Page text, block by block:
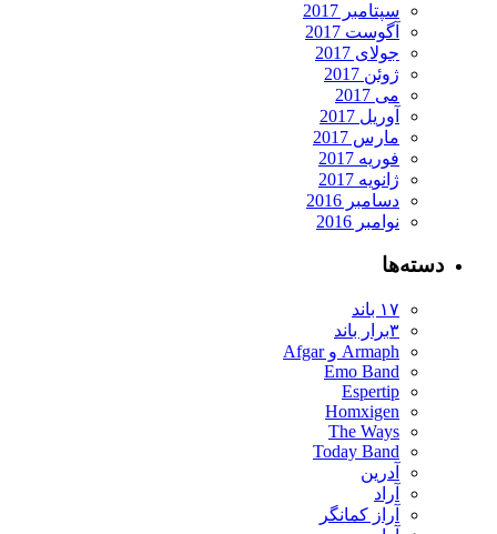
سپتامبر 2017
آگوست 2017
جولای 2017
مارس 2017
دسامبر 2016
Armaph و Afgar
Emo Band
Espertip
Homxigen
The Ways
Today Band
آراز کمانگر